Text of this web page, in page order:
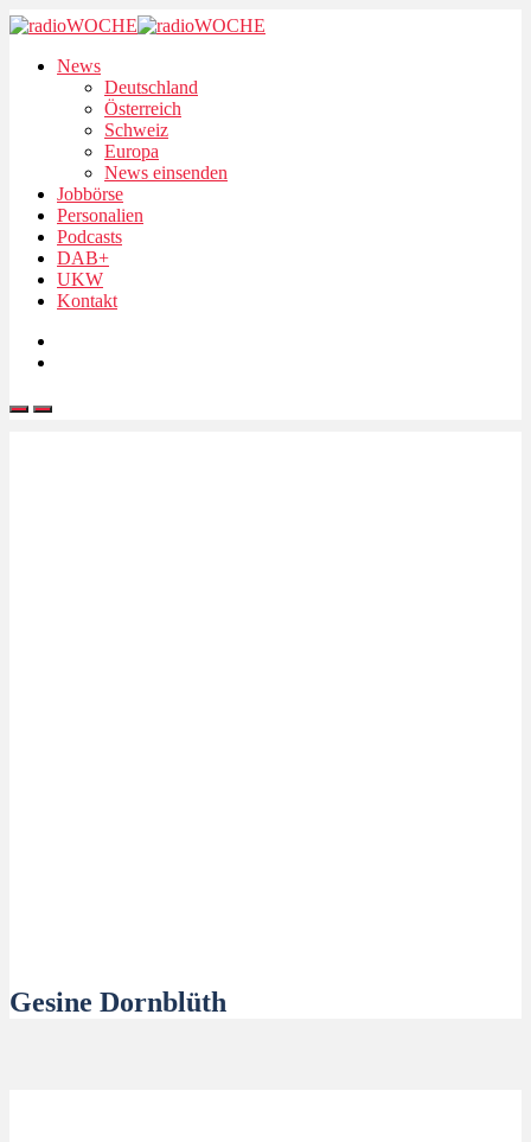
News
Deutschland
Österreich
Schweiz
Europa
News einsenden
Jobbörse
Personalien
Podcasts
DAB+
UKW
Kontakt
Gesine Dornblüth